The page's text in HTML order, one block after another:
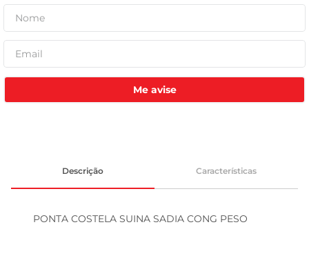
Me avise
Descrição Características
PONTA COSTELA SUINA SADIA CONG PESO